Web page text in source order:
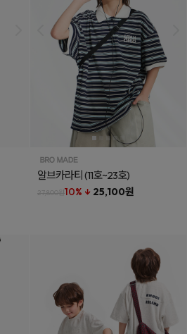
알브카라티(11호~23호)
27,800원10% ↓ 25,100원